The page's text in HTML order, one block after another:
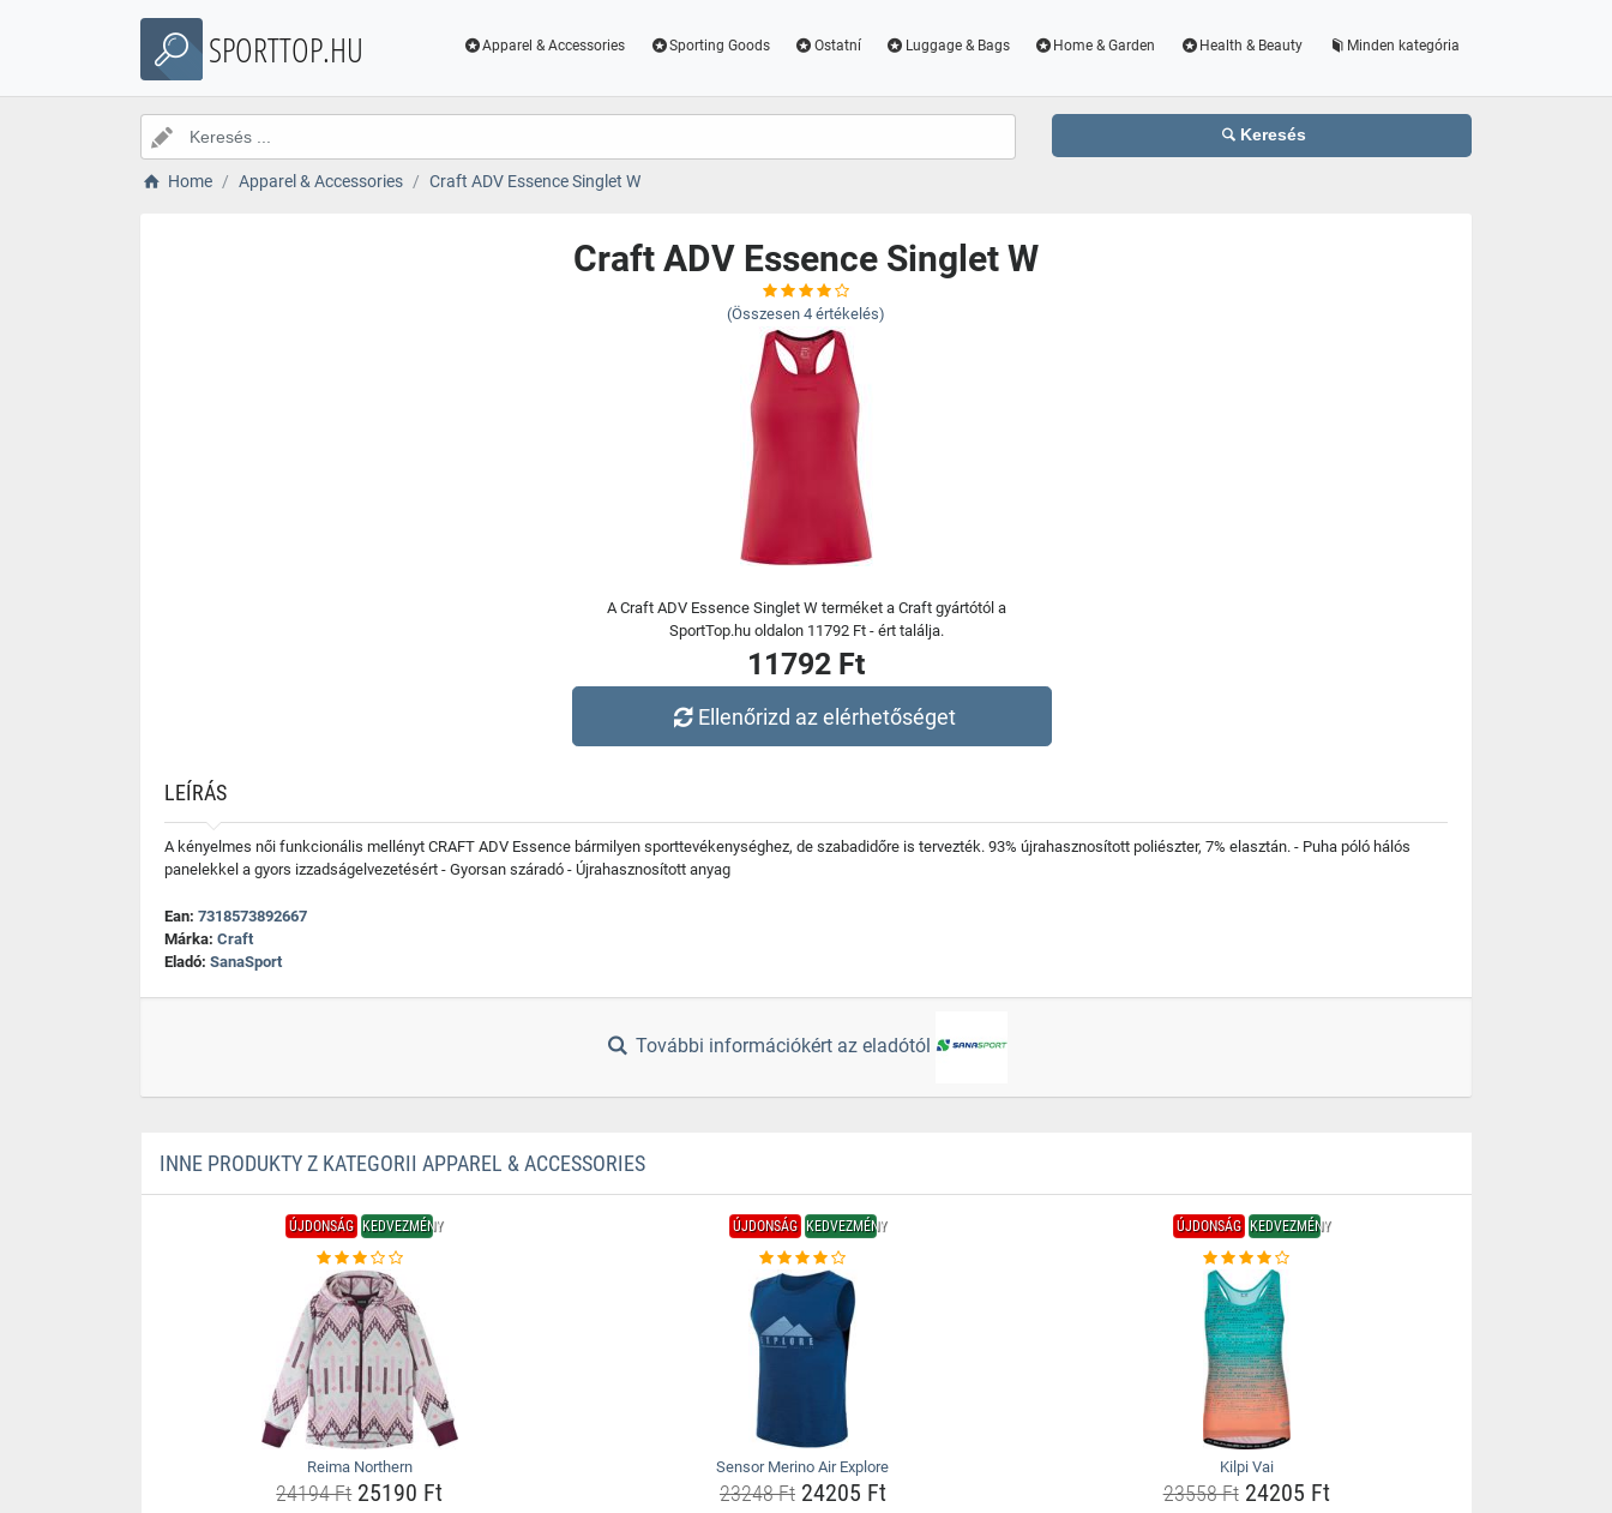
SPORTTOP.HU Apparel & Accessories Sporting Goods Ostatní Luggage & Bags Home & Garden Health & Beauty Minden kategória
Keresés
Home Apparel & Accessories Craft ADV Essence Singlet W
Craft ADV Essence Singlet W
(Összesen 4 értékelés)
A Craft ADV Essence Singlet W terméket a Craft gyártótól a
SportTop.hu oldalon 11792 Ft - ért találja.
11792 Ft
Ellenőrizd az elérhetőséget
LEÍRÁS
A kényelmes női funkcionális mellényt CRAFT ADV Essence bármilyen sporttevékenységhez, de szabadidőre is tervezték. 93% újrahasznosított poliészter, 7% elasztán. - Puha póló hálós
panelekkel a gyors izzadságelvezetésért - Gyorsan száradó - Újrahasznosított anyag
Ean: 7318573892667
Márka: Craft
Eladó: SanaSport
További információkért az eladótól
INNE PRODUKTY Z KATEGORII APPAREL & ACCESSORIES
ÚJDONSÁG KEDVEZMÉNY
Reima Northern
24194 Ft25190 Ft
ÚJDONSÁG KEDVEZMÉNY
Sensor Merino Air Explore
23248 Ft24205 Ft
ÚJDONSÁG KEDVEZMÉNY
Kilpi Vai
23558 Ft24205 Ft